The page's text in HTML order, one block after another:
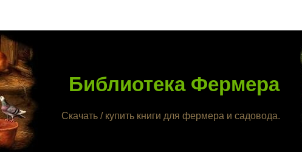
Библиотека Фермера
Скачать / купить книги для фермера и садовода.